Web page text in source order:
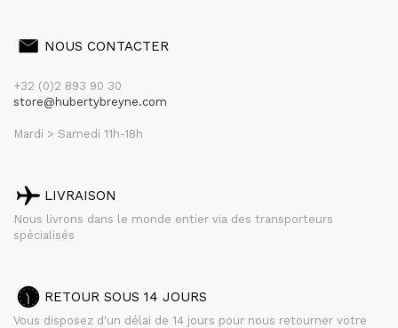
NOUS CONTACTER
+32 (0)2 893 90 30
store@hubertybreyne.com
Mardi > Samedi 11h-18h
LIVRAISON
Nous livrons dans le monde entier via des transporteurs
spécialisés
RETOUR SOUS 14 JOURS
Vous disposez d'un délai de 14 jours pour nous retourner votre